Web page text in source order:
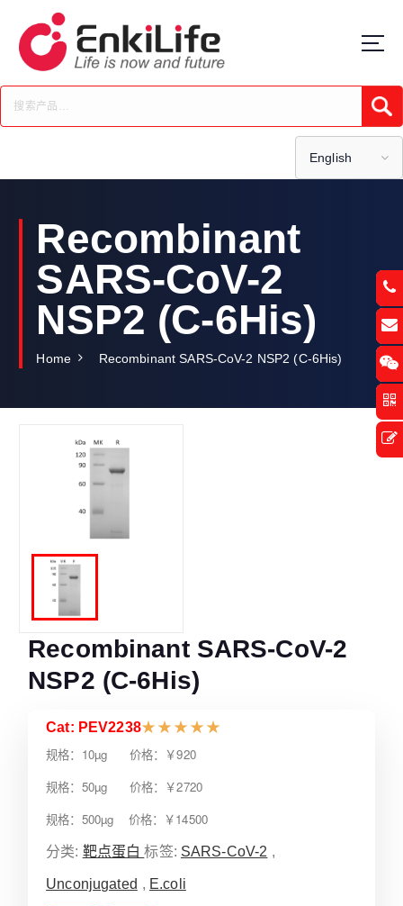
t
c
English
Recombinant
SARS-CoV-2
NSP2 (C-6His)
Home Recombinant SARS-CoV-2 NSP2 (C-6His)
Recombinant SARS-CoV-2
NSP2 (C-6His)
Cat: PEV2238★ ★ ★ ★ ★
规格：10µg 价格：￥920
规格：50µg 价格：￥2720
规格：500µg 价格：￥14500
分类: 靶点蛋白标签: SARS-CoV-2 ,
Unconjugated , E.coli